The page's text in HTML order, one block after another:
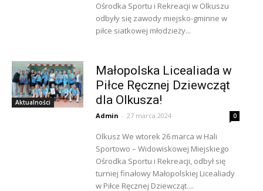
Ośrodka Sportu i Rekreacji w Olkuszu
odbyły się zawody miejsko-gminne w
piłce siatkowej młodzieży...
Aktualności
Małopolska Licealiada w
Piłce Ręcznej Dziewcząt
dla Olkusza!
Admin - 27 marca 2024 0
Olkusz We wtorek 26 marca w Hali
Sportowo – Widowiskowej Miejskiego
Ośrodka Sportu i Rekreacji, odbył się
turniej finałowy Małopolskiej Licealiady
w Piłce Ręcznej Dziewcząt....